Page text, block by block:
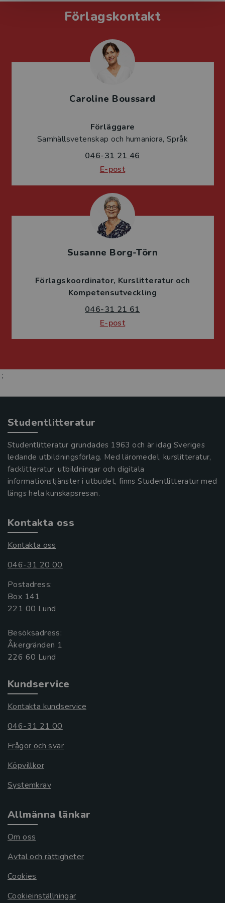
Förlagskontakt
Caroline Boussard
Förläggare
Samhällsvetenskap och humaniora, Språk
046-31 21 46
E-post
Susanne Borg-Törn
Förlagskoordinator Kurslitteratur och
Kompetensutveckling
046-31 21 61
E-post
;
Studentlitteratur
Studentlitteratur grundades 1963 och är idag Sveriges
ledande utbildningsförlag. Med läromedel, kurslitteratur,
facklitteratur, utbildningar och digitala
informationstjänster i utbudet, finns Studentlitteratur med
längs hela kunskapsresan.
Kontakta oss
Kontakta oss
046-31 20 00
Postadress:
Box 141
221 00 Lund
Besöksadress:
Åkergränden 1
Kundservice
Kontakta kundservice
046-31 21 00
Frågor och svar
Köpvillkor
Systemkrav
Allmänna länkar
Om oss
Avtal och rättigheter
Cookies
Cookieinställningar